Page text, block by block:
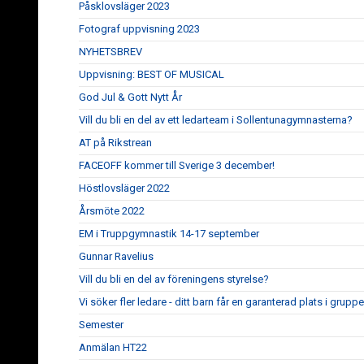
Påsklovsläger 2023
Fotograf uppvisning 2023
NYHETSBREV
Uppvisning: BEST OF MUSICAL
God Jul & Gott Nytt År
Vill du bli en del av ett ledarteam i Sollentunagymnasterna?
AT på Rikstrean
FACEOFF kommer till Sverige 3 december!
Höstlovsläger 2022
Årsmöte 2022
EM i Truppgymnastik 14-17 september
Gunnar Ravelius
Vill du bli en del av föreningens styrelse?
Vi söker fler ledare - ditt barn får en garanterad plats i
Semester
Anmälan HT22